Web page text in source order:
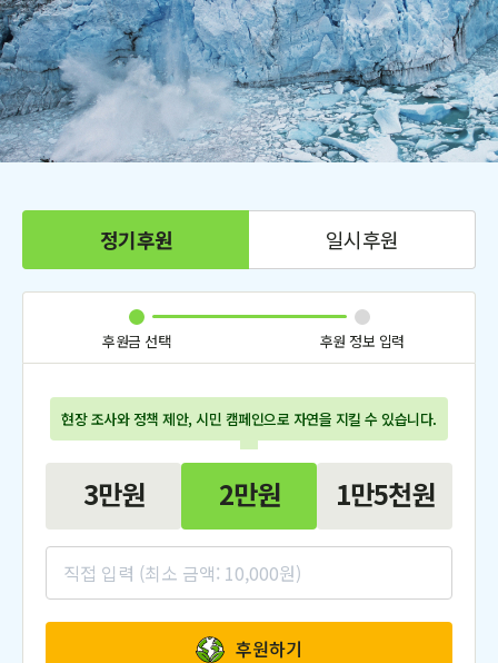
정기후원 일시후원
후원금 선택 후원 정보 입력
3만원 2만원 1만5천원
현장 조사와 정책 제안, 시민 캠페인으로 자연을 지킬 수 있습니다.
후원하기